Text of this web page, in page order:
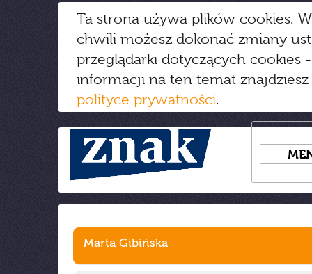
Ta strona używa plików cookies.
chwili możesz dokonać zmiany
przeglądarki dotyczących cookies
informacji na ten temat
polityce prywatności.
Marta Gibińska